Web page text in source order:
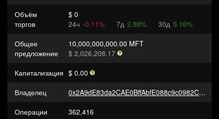
Объём
торгов
$ 0
24ч -0.11% 7д 2.88% 30д 5.16%
Общее
предложение
10,000,000,000.00 MFT
$ 2,026,208.17
Капитализация $ 0.00
Владелец
0x2A9dE83da2CAE0BffAbfE088c9c0982C15d1A64d
Операции
362,416